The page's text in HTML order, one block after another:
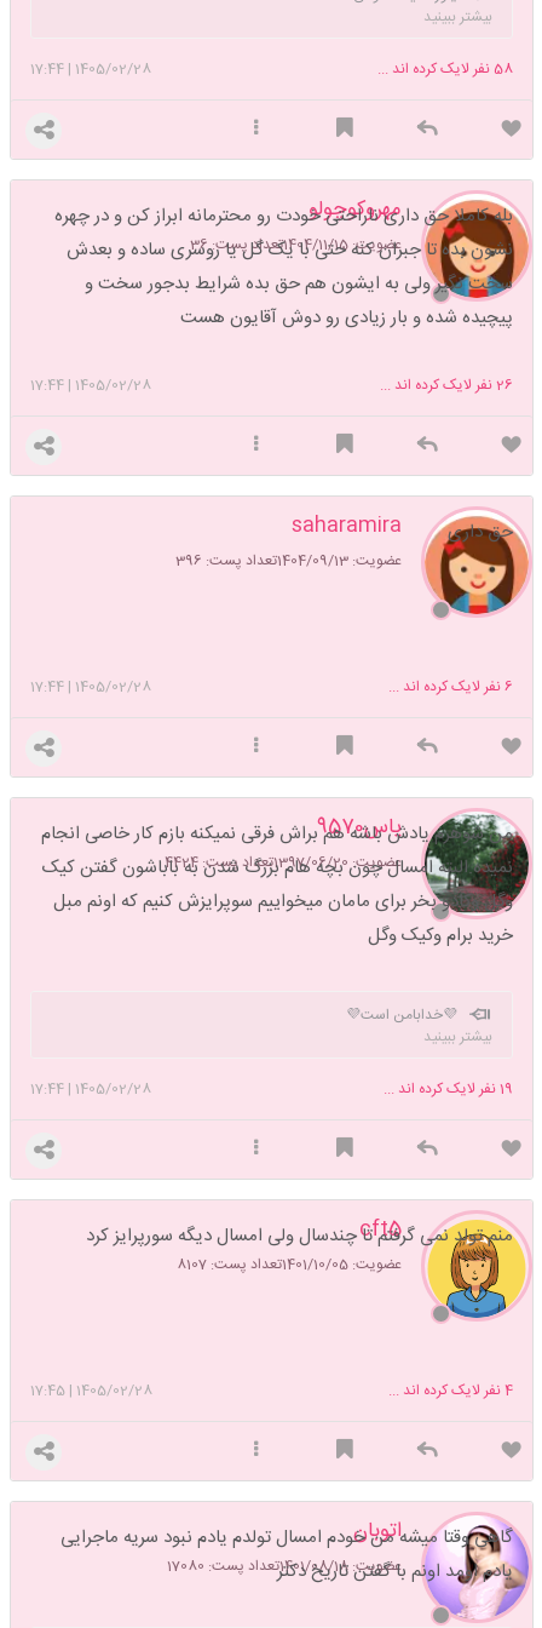
بیشتر ببینید
1405/02/28
|
17:44 58 نفر لایک کرده اند ...
مهروکوچولو
عضویت: 1404/11/15 تعداد پست: 36
بله کاملا حق داری ناراحتی خودت رو محترمانه ابراز کن و در چهره
نشون بده تا جبران کنه حتی با یک گل یا روسری ساده و بعدش
سخت نگیر ولی به ایشون هم حق بده شرایط بدجور سخت و
پیچیده شده و بار زیادی رو دوش آقایون هست
1405/02/28
|
17:44 26نفر لایک کرده اند ...
saharamira
عضویت: 1404/09/13 تعداد پست: 396
حق داری
1405/02/28
|
17:44 6نفر لایک کرده اند ...
یاس9570
عضویت: 1397/06/20 تعداد پست: 4424
من شوهرم یادش باشه هم براش فرقی نمیکنه بازم کار خاصی انجام
نمیده.البته امسال چون بچه هام بزرگ شدن به باباشون گفتن کیک
وگل وکادو بخر برای مامان میخواییم سوپرایزش کنیم که اونم مبل
خرید برام وکیک وگل
💜خدابامن است💜
بیشتر ببینید
1405/02/28
|
17:44 19نفر لایک کرده اند ...
cft5
عضویت: 1401/10/05 تعداد پست: 8107
منم تولد نمی گرفتم تا چندسال ولی امسال دیگه سورپرایز کرد
1405/02/28
|
17:45 4نفر لایک کرده اند ...
اتوبان
عضویت: 1401/08/18 تعداد پست: 17080
گاهی وقتا میشه من خودم امسال تولدم یادم نبود سریه ماجرایی
یادم اومد اونم با گفتن تاریخ دکتر